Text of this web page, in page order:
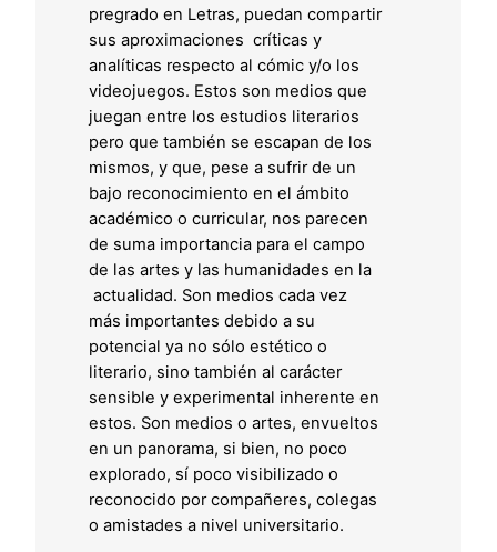
pregrado en Letras, puedan compartir
sus aproximaciones críticas y
analíticas respecto al cómic y/o los
videojuegos. Estos son medios que
juegan entre los estudios literarios
pero que también se escapan de los
mismos, y que, pese a sufrir de un
bajo reconocimiento en el ámbito
académico o curricular, nos parecen
de suma importancia para el campo
de las artes y las humanidades en la
actualidad. Son medios cada vez
más importantes debido a su
potencial ya no sólo estético o
literario, sino también al carácter
sensible y experimental inherente en
estos. Son medios o artes, envueltos
en un panorama, si bien, no poco
explorado, sí poco visibilizado o
reconocido por compañeres, colegas
o amistades a nivel universitario.